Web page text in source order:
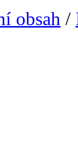
obsah /